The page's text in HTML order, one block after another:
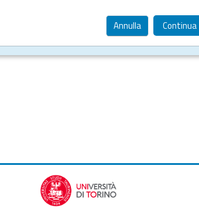
Annulla Continua